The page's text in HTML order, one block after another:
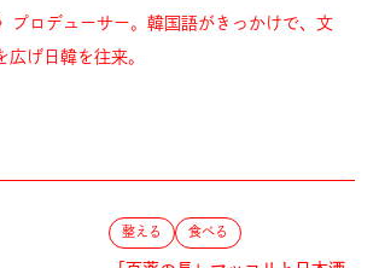
プロデューサー。韓国語がきっかけで、文
げ日韓を往来。
整える 食べる